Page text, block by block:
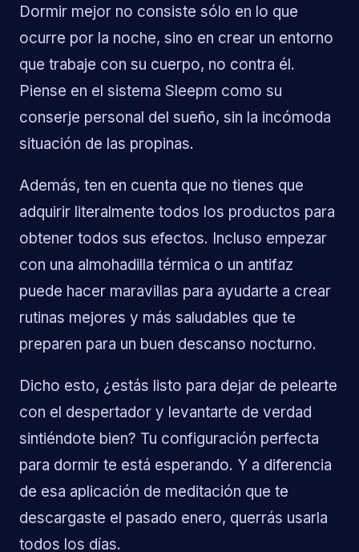
Dormir mejor no consiste sólo en lo que
ocurre por la noche, sino en crear un entorno
que trabaje con su cuerpo, no contra él.
Piense en el sistema Sleepm como su
conserje personal del sueño, sin la incómoda
situación de las propinas.
Además, ten en cuenta que no tienes que
adquirir literalmente todos los productos para
obtener todos sus efectos. Incluso empezar
con una almohadilla térmica o un antifaz
puede hacer maravillas para ayudarte a crear
rutinas mejores y más saludables que te
preparen para un buen descanso nocturno.
Dicho esto, ¿estás listo para dejar de pelearte
con el despertador y levantarte de verdad
sintiéndote bien? Tu configuración perfecta
para dormir te está esperando. Y a diferencia
de esa aplicación de meditación que te
descargaste el pasado enero, querrás usarla
todos los días.
NOCTURNA